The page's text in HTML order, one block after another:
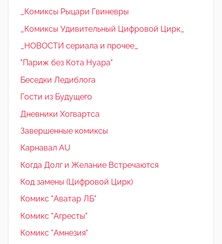
_Комиксы Рыцари Гвиневры
_Комиксы Удивительный Цифровой Цирк_
_НОВОСТИ сериала и прочее_
"Париж без Кота Нуара"
Беседки Ледиблога
Гости из Будущего
Дневники Хогвартса
Завершенные комиксы
Карнавал AU
Когда Долг и Желание Встречаются
Код замены (Цифровой Цирк)
Комикс "Аватар ЛБ"
Комикс "Агресты"
Комикс "Амнезия"